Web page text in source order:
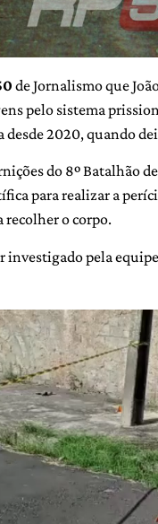
de Jornalismo que
pelo sistema
desde 2020, quando
do 8º Batalhão
para realizar a
o corpo.
investigado pela